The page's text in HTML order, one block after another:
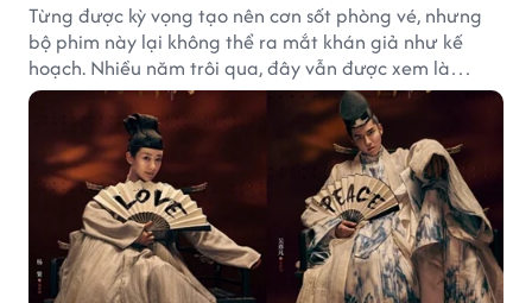
Từng được kỳ vọng tạo nên cơn sốt phòng vé, nhưng
bộ phim này lại không thể ra mắt khán giả như kế
hoạch. Nhiều năm trôi qua, đây vẫn được xem là
trường hợp đáng tiếc bậc nhất của màn ảnh Hoa ngữ.